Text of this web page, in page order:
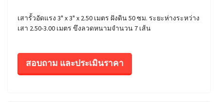
เสารั้วอัดแรง 3" x 3" x 2.50 เมตร ฝังดิน 50 ซม. ระยะห่างระหว่าง
เสา 2.50-3.00 เมตร ขึงลวดหนามจำนวน 7 เส้น
สอบถาม และประเมินราคา